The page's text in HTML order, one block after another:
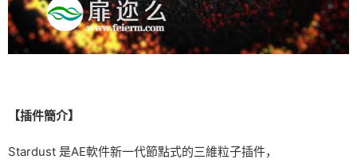
【插件簡介】
Stardust 是AE軟件新一代節點式的三維粒子插件，